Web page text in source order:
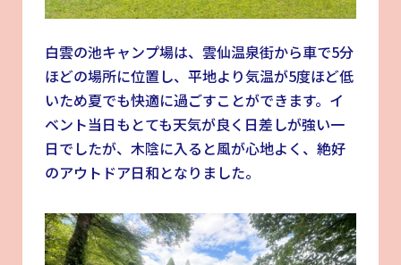
白雲の池キャンプ場は、雲仙温泉街から車で5分
ほどの場所に位置し、平地より気温が5度ほど低
いため夏でも快適に過ごすことができます。イ
ベント当日もとても天気が良く日差しが強い一
日でしたが、木陰に入ると風が心地よく、絶好
のアウトドア日和となりました。